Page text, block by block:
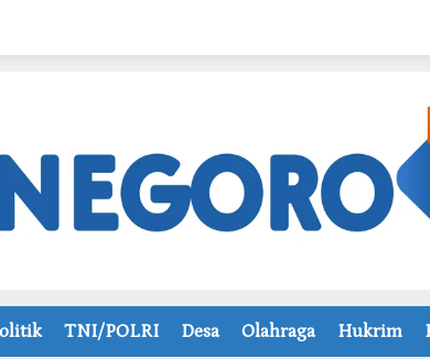
TNI/POLRI Desa Olahraga Hukrim